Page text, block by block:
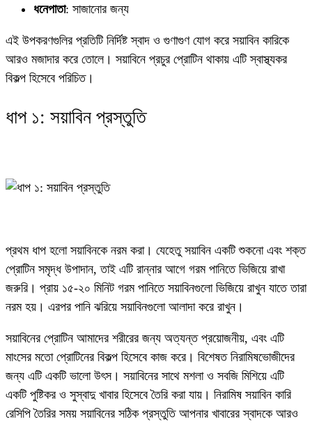
ধনেপাতা: সাজানোর জন্য
এই উপকরণগুলির প্রতিটি নির্দিষ্ট স্বাদ ও গুণাগুণ যোগ করে সয়াবিন কারিকে
আরও মজাদার করে তোলে। সয়াবিনে প্রচুর প্রোটিন থাকায় এটি স্বাস্থ্যকর
বিকল্প হিসেবে পরিচিত।
ধাপ ১: সয়াবিন প্রস্তুতি
প্রথম ধাপ হলো সয়াবিনকে নরম করা। যেহেতু সয়াবিন একটি শুকনো এবং শক্ত
প্রোটিন সমৃদ্ধ উপাদান, তাই এটি রান্নার আগে গরম পানিতে ভিজিয়ে রাখা
জরুরি। প্রায় ১৫-২০ মিনিট গরম পানিতে সয়াবিনগুলো ভিজিয়ে রাখুন যাতে তারা
নরম হয়। এরপর পানি ঝরিয়ে সয়াবিনগুলো আলাদা করে রাখুন।
সয়াবিনের প্রোটিন আমাদের শরীরের জন্য অত্যন্ত প্রয়োজনীয়, এবং এটি
মাংসের মতো প্রোটিনের বিকল্প হিসেবে কাজ করে। বিশেষত নিরামিষভোজীদের
জন্য এটি একটি ভালো উৎস। সয়াবিনের সাথে মশলা ও সবজি মিশিয়ে এটি
একটি পুষ্টিকর ও সুস্বাদু খাবার হিসেবে তৈরি করা যায়। নিরামিষ সয়াবিন কারি
রেসিপি তৈরির সময় সয়াবিনের সঠিক প্রস্তুতি আপনার খাবারের স্বাদকে আরও